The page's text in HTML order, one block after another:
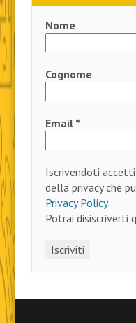
Nome
Cognome
Email *
Iscrivendoti
della privacy che
Privacy Policy
Potrai disiscriverti